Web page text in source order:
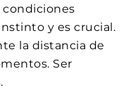
y es crucial.
la distancia de
Ser